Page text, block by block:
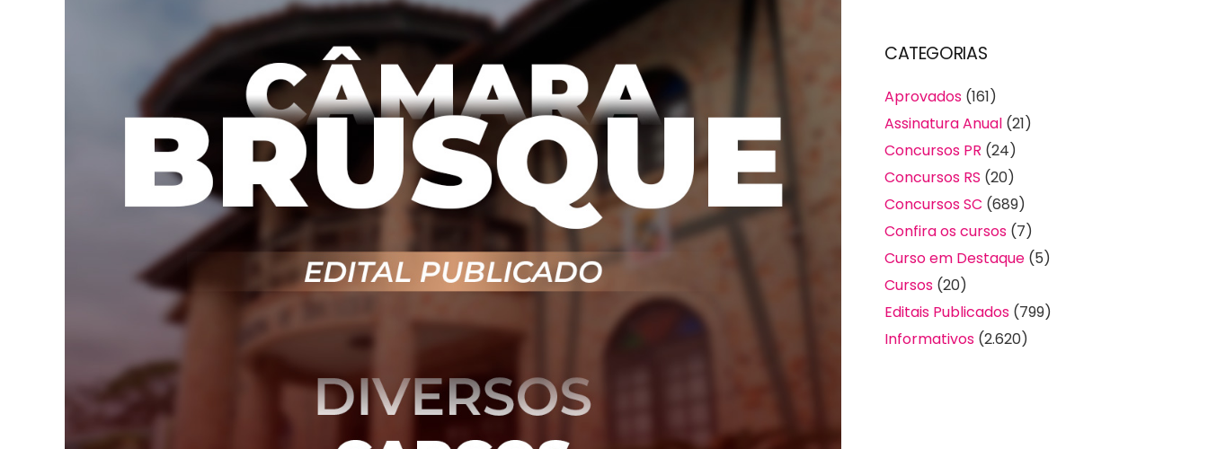
CATEGORIAS
Aprovados (161)
Assinatura Anual (21)
Concursos PR (24)
Concursos RS (20)
Concursos SC (689)
Confira os cursos (7)
Curso em Destaque (5)
Cursos (20)
Editais Publicados (799)
Informativos (2.620)